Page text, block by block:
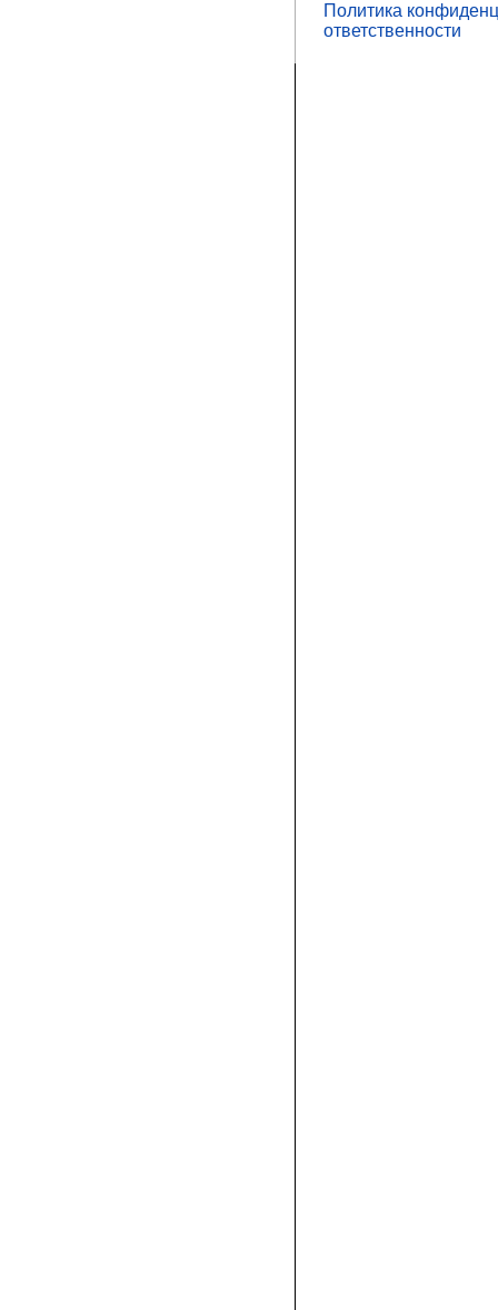
Политика
ответственности